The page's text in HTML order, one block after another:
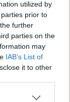
utilized by
prior to
further
parties on the
may
IAB’s List of
it to other
campo.
un
el
Artículo siguiente